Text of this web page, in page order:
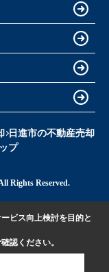
日進市の不動産売却
プ
Rights Reserved.
ビス向上検討を目的と
認ください。